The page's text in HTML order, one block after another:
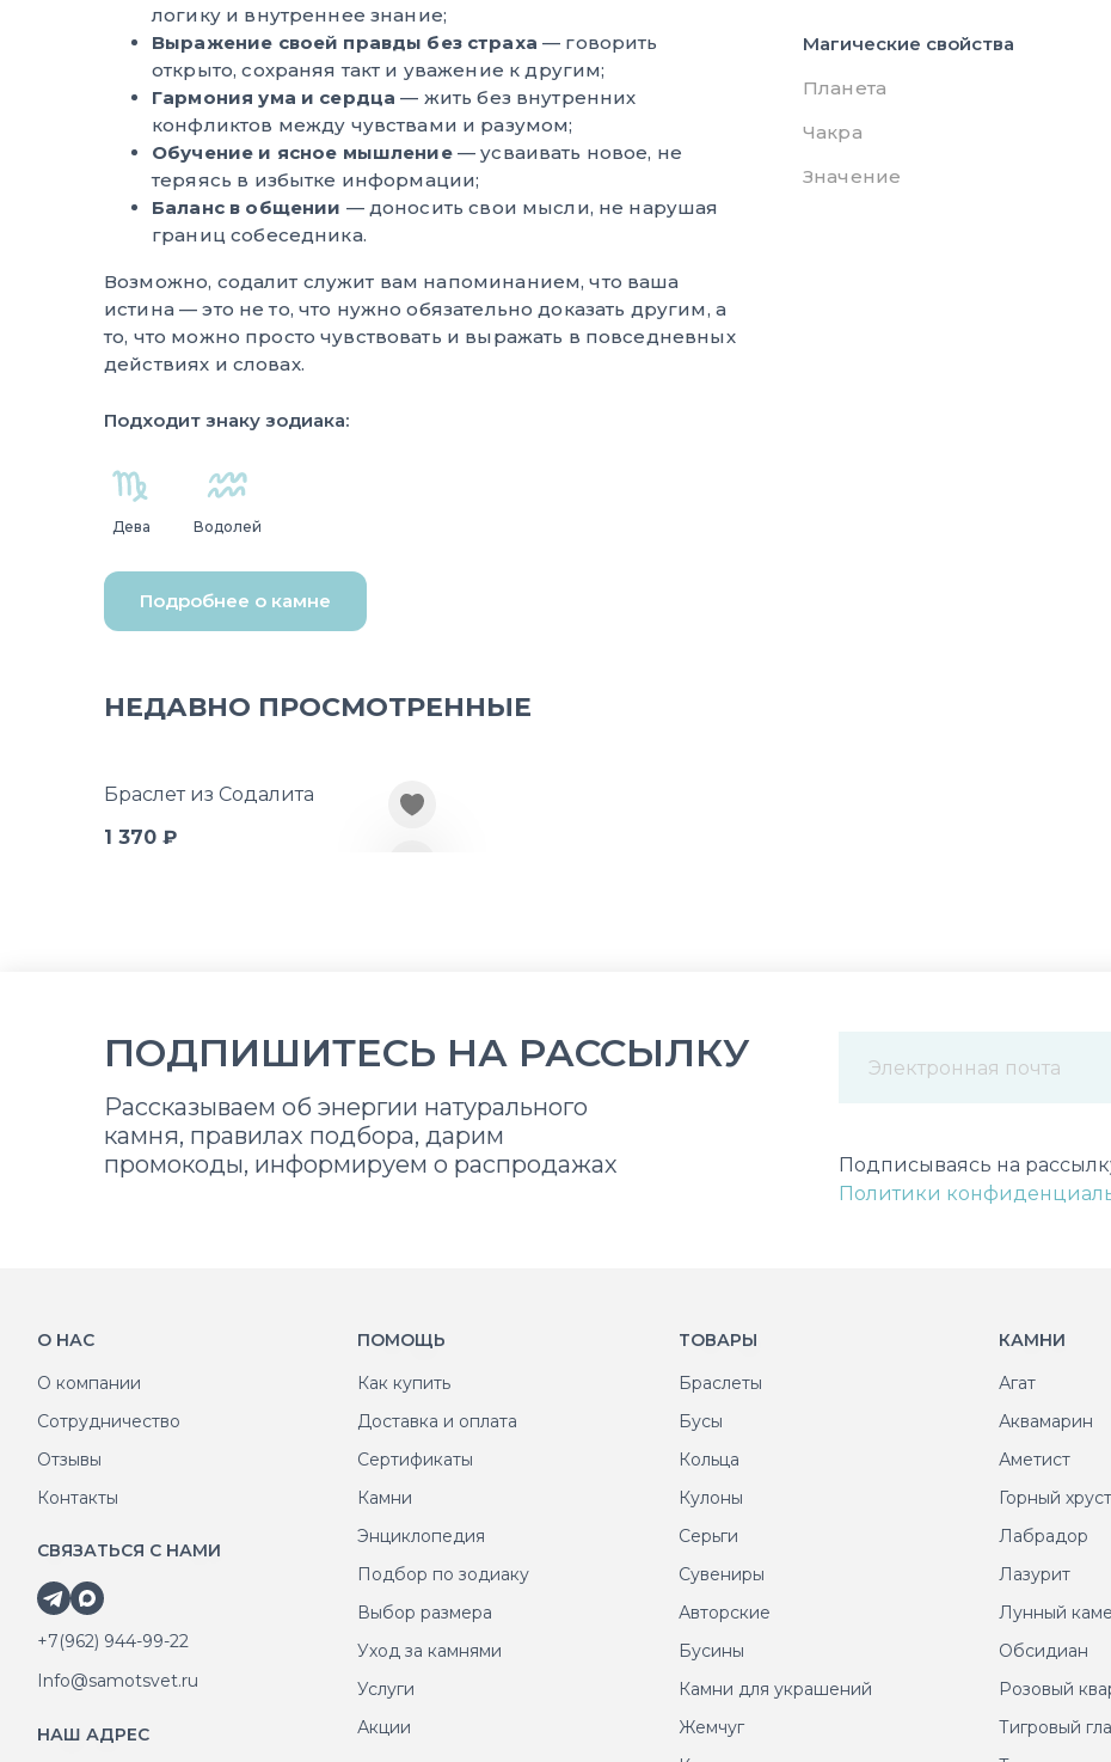
логику и внутреннее знание;
Выражение своей правды без страха — говорить
открыто, сохраняя такт и уважение к другим;
Гармония ума и сердца — жить без внутренних
конфликтов между чувствами и разумом;
Обучение и ясное мышление— усваивать новое, не
теряясь в избытке информации;
Баланс в общении — доносить свои мысли, не нарушая
границ собеседника.
Возможно, содалит служит вам напоминанием, что ваша
истина — это не то, что нужно обязательно доказать другим, а
то, что можно просто чувствовать и выражать в повседневных
действиях и словах.
Подходит знаку зодиака:
Дева Водолей
Подробнее о камне
Магические свойства
Планета
Чакра
Значение
НЕДАВНО ПРОСМОТРЕННЫЕ
Браслет из Содалита
1 370 ₽
ПОДПИШИТЕСЬ НА РАССЫЛКУ
Рассказываем об энергии натурального
камня, правилах подбора, дарим
промокоды, информируем о распродажах
Подписываясь на
Политики
О НАС
О компании
Сотрудничество
Отзывы
Контакты
СВЯЗАТЬСЯ С НАМИ
+7(962) 944-99-22
Info@samotsvet.ru
НАШ АДРЕС
ПОМОЩЬ
Как купить
Доставка и оплата
Сертификаты
Камни
Энциклопедия
Подбор по зодиаку
Выбор размера
Уход за камнями
Услуги
Акции
ТОВАРЫ
Браслеты
Бусы
Кольца
Кулоны
Серьги
Сувениры
Авторские
Бусины
Камни для украшений
Жемчуг
КАМНИ
Агат
Аквамарин
Аметист
Горный
Лабрадор
Лазурит
Лунный
Обсидиан
Розовый
Тигровый